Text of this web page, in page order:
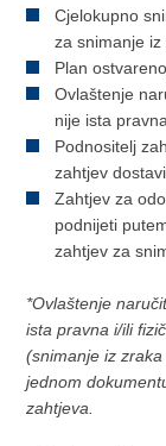
Cjelokupno
za snimanje iz
Plan
Ovlaštenje
nije ista
Podnositelj
zahtjev
Zahtjev za
podnijeti
zahtjev za
*Ovlaštenje
ista pravna i/ili
(snimanje iz
jednom
zahtjeva.